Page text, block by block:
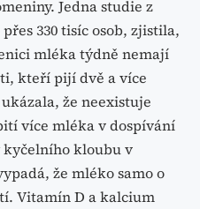
Jedna studie z
330 tisíc osob, zjistila,
mléka týdně nemají
kteří pijí dvě a více
že neexistuje
více mléka v dospívání
kloubu v
že mléko samo o
Vitamín D a kalcium